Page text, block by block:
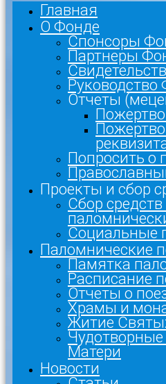
Главная
О Фонде
Спонсоры
Партнеры
Руководство
Отчеты
Попросить о
Проекты и сбор
Сбор средств
Социальные
Паломнические
Памятка
Расписание
Отчеты о
Храмы и
Житие
Матери
Новости